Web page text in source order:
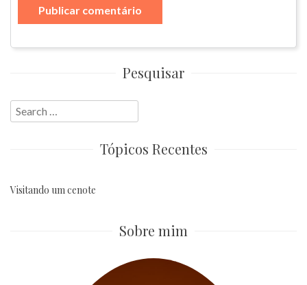
Pesquisar
Search
for:
Tópicos Recentes
Visitando um cenote
Sobre mim